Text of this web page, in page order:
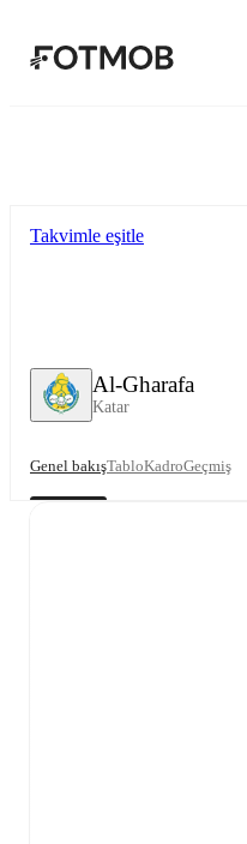
Al-Gharafa
Katar
Takvimle eşitle
Genel bakışTabloKadroGeçmiş